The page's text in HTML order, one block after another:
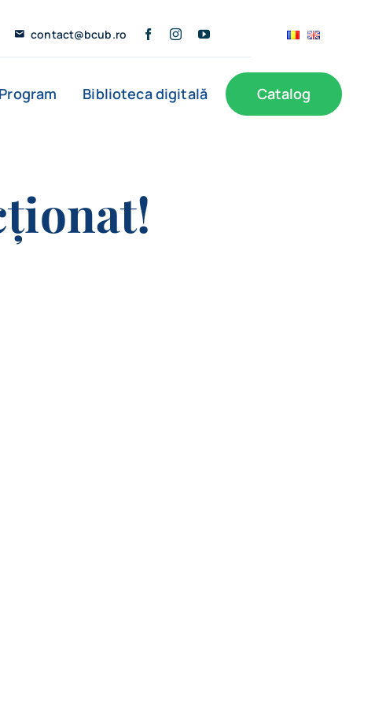
contact@bcub.ro
Program Biblioteca digitală Catalog